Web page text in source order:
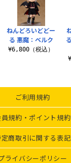
ねんどろいどどー
る 悪魔：ベルク
¥6,800（税込）
ご利用規約
規約・ポイント規約
商取引に関する表記
ライバシーポリシー